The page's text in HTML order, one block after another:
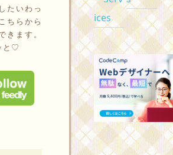
たいわっ
ちらから
きます。
と♡
ices